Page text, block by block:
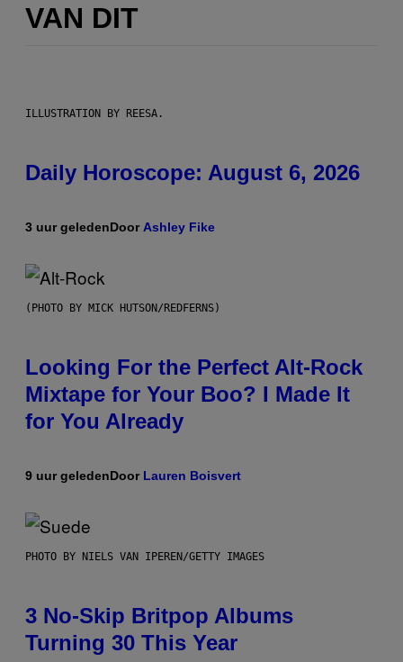
VAN DIT
ILLUSTRATION BY REESA.
Daily Horoscope: August 6, 2026
3 uur geledenDoorAshley Fike
(PHOTO BY MICK HUTSON/REDFERNS)
Looking For the Perfect Alt-Rock
Mixtape for Your Boo? I Made It
for You Already
9 uur geledenDoor Lauren Boisvert
PHOTO BY NIELS VAN IPEREN/GETTY IMAGES
3 No-Skip Britpop Albums
Turning 30 This Year